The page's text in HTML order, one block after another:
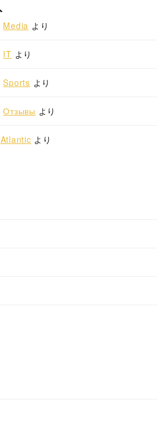
Media より
IT より
Sports より
Отзывы より
Atlantic より